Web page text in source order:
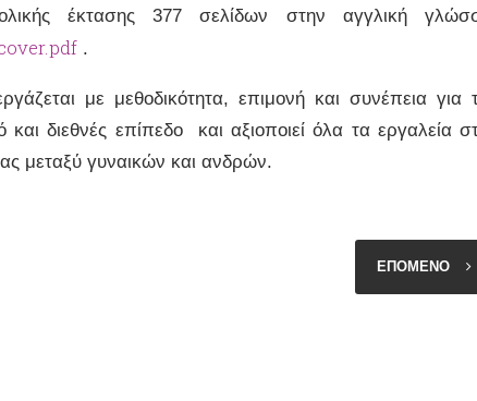
έκτασης 377 σελίδων στην αγγλική
.
με μεθοδικότητα, επιμονή και συνέπεια για
διεθνές επίπεδο και αξιοποιεί όλα τα εργαλεία
μεταξύ γυναικών και ανδρών.
ΕΠΟΜΕΝΟ